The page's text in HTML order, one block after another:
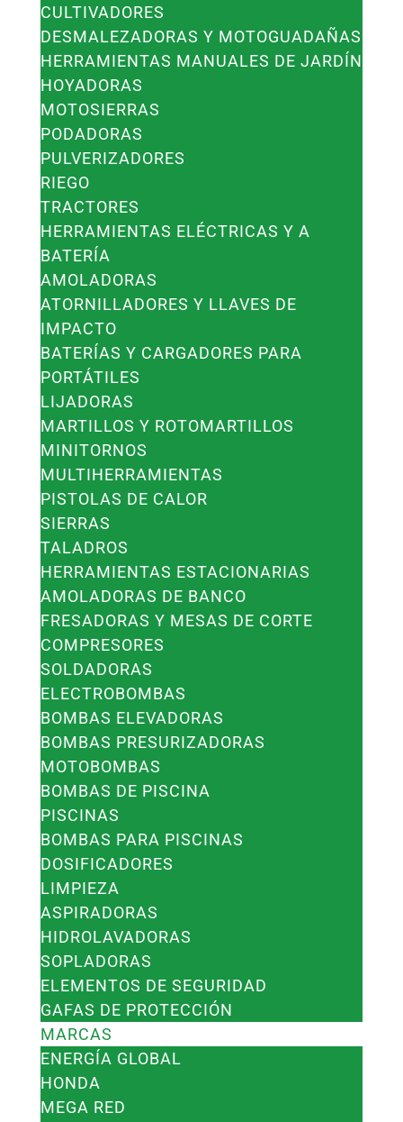
CULTIVADORES
DESMALEZADORAS Y MOTOGUADAÑAS
HERRAMIENTAS MANUALES DE JARDÍN
HOYADORAS
MOTOSIERRAS
PODADORAS
PULVERIZADORES
RIEGO
TRACTORES
HERRAMIENTAS ELÉCTRICAS Y A
BATERÍA
AMOLADORAS
ATORNILLADORES Y LLAVES DE
IMPACTO
BATERÍAS Y CARGADORES PARA
PORTÁTILES
LIJADORAS
MARTILLOS Y ROTOMARTILLOS
MINITORNOS
MULTIHERRAMIENTAS
PISTOLAS DE CALOR
SIERRAS
TALADROS
HERRAMIENTAS ESTACIONARIAS
AMOLADORAS DE BANCO
FRESADORAS Y MESAS DE CORTE
COMPRESORES
SOLDADORAS
ELECTROBOMBAS
BOMBAS ELEVADORAS
BOMBAS PRESURIZADORAS
MOTOBOMBAS
BOMBAS DE PISCINA
PISCINAS
BOMBAS PARA PISCINAS
DOSIFICADORES
LIMPIEZA
ASPIRADORAS
HIDROLAVADORAS
SOPLADORAS
ELEMENTOS DE SEGURIDAD
GAFAS DE PROTECCIÓN
MARCAS
ENERGÍA GLOBAL
HONDA
MEGA RED